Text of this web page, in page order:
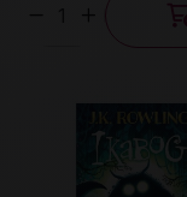
Količina